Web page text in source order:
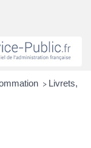
> Livrets,